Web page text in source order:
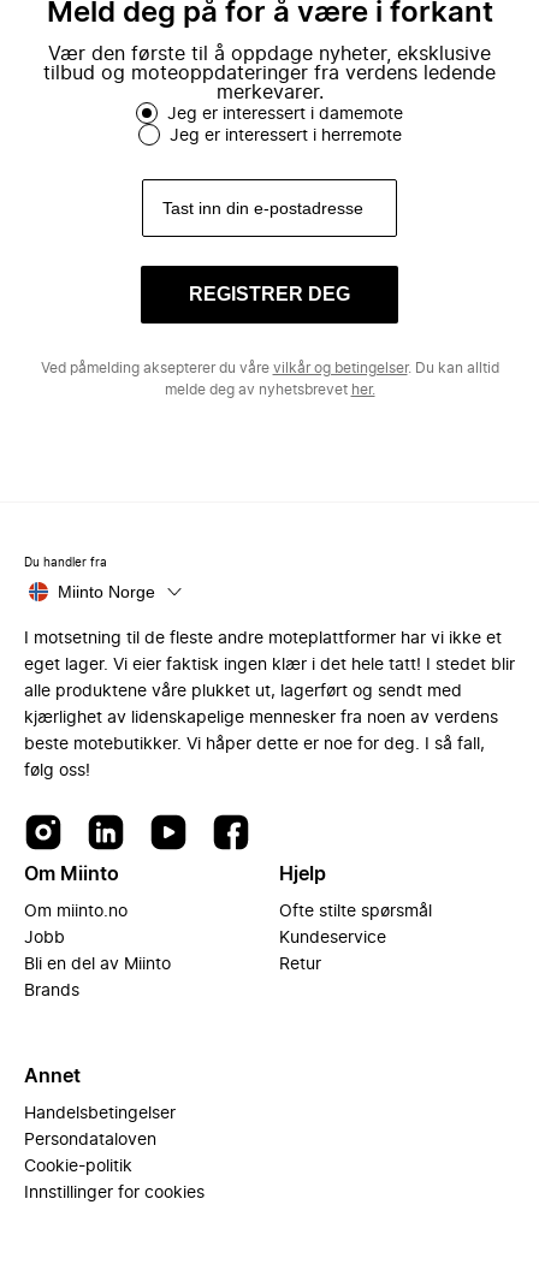
Meld deg på for å være i forkant
Vær den første til å oppdage nyheter, eksklusive
tilbud og moteoppdateringer fra verdens ledende
merkevarer.
Jeg er interessert i damemote
Jeg er interessert i herremote
REGISTRER DEG
Ved påmelding aksepterer du våre vilkår og betingelser. Du kan alltid
melde deg av nyhetsbrevet her.
Du handler fra
Miinto Norge
I motsetning til de fleste andre moteplattformer har vi ikke et
eget lager. Vi eier faktisk ingen klær i det hele tatt! I stedet blir
alle produktene våre plukket ut, lagerført og sendt med
kjærlighet av lidenskapelige mennesker fra noen av verdens
beste motebutikker. Vi håper dette er noe for deg. I så fall,
følg oss!
Om Miinto
Om miinto.no
Jobb
Bli en del av Miinto
Brands
Hjelp
Ofte stilte spørsmål
Kundeservice
Retur
Annet
Handelsbetingelser
Persondataloven
Cookie-politik
Innstillinger for cookies